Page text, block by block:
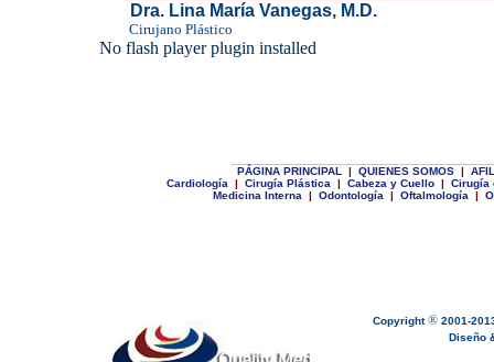
Dra. Lina María Vanegas, M.D.
Cirujano Plástico
No flash player plugin installed
PÁGINA PRINCIPAL | QUIENES SOMOS | A
Cardiología
| Cirugía Plástica | Cabeza y Cuello |
Cirugía
Medicina Interna
| Odontología | Oftalmología |
Copyright® 2001-
Diseño &